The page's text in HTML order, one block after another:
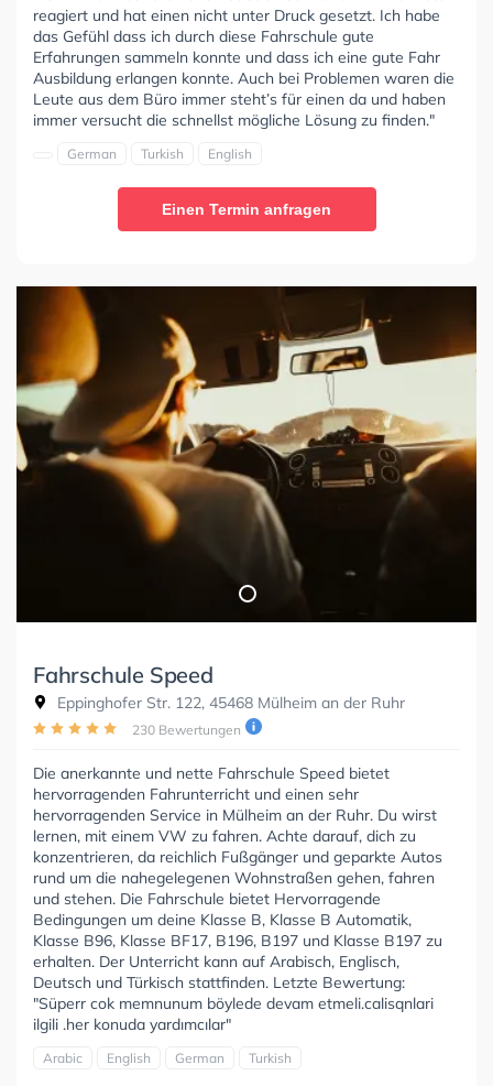
reagiert und hat einen nicht unter Druck gesetzt. Ich habe
das Gefühl dass ich durch diese Fahrschule gute
Erfahrungen sammeln konnte und dass ich eine gute Fahr
Ausbildung erlangen konnte. Auch bei Problemen waren die
Leute aus dem Büro immer steht’s für einen da und haben
immer versucht die schnellst mögliche Lösung zu finden."
German Turkish English
Einen Termin anfragen
Fahrschule Speed
Eppinghofer Str. 122, 45468 Mülheim an der Ruhr
230 Bewertungen
Die anerkannte und nette Fahrschule Speed bietet
hervorragenden Fahrunterricht und einen sehr
hervorragenden Service in Mülheim an der Ruhr. Du wirst
lernen, mit einem VW zu fahren. Achte darauf, dich zu
konzentrieren, da reichlich Fußgänger und geparkte Autos
rund um die nahegelegenen Wohnstraßen gehen, fahren
und stehen. Die Fahrschule bietet Hervorragende
Bedingungen um deine Klasse B, Klasse B Automatik,
Klasse B96, Klasse BF17, B196, B197 und Klasse B197 zu
erhalten. Der Unterricht kann auf Arabisch, Englisch,
Deutsch und Türkisch stattfinden. Letzte Bewertung:
"Süperr cok memnunum böylede devam etmeli.calisqnlari
ilgili .her konuda yardımcılar"
Arabic English German Turkish